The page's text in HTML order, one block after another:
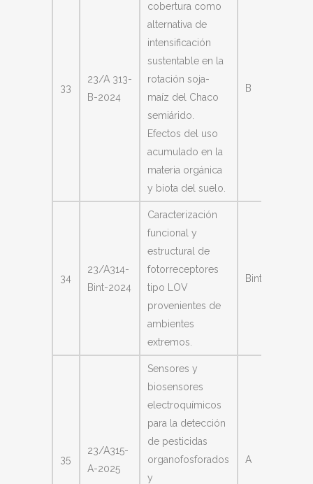
33
23/A 313-
B-2024
cobertura como
alternativa de
intensificación
sustentable en la
rotación soja-
maíz del Chaco
semiárido.
Efectos del uso
acumulado en la
materia orgánica
y biota del suelo.
B
34
23/A314-
Bint-2024
Caracterización
funcional y
estructural de
fotorreceptores
tipo LOV
provenientes de
ambientes
extremos.
Bint
35
23/A315-
A-2025
Sensores y
biosensores
electroquímicos
para la detección
de pesticidas
organofosforados
y
A